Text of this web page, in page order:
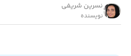
نسرین شریفی
نویسنده